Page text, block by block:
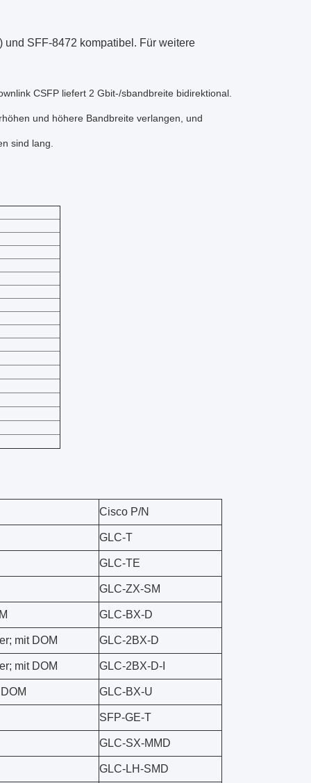
und SFF-8472 kompatibel. Für weitere
CSFP liefert 2 Gbit-/sbandbreite bidirektional.
und höhere Bandbreite verlangen, und
sind lang.
Cisco P/N
GLC-T
GLC-TE
GLC-ZX-SM
GLC-BX-D
mit DOM GLC-2BX-D
mit DOM GLC-2BX-D-I
GLC-BX-U
SFP-GE-T
GLC-SX-MMD
GLC-LH-SMD